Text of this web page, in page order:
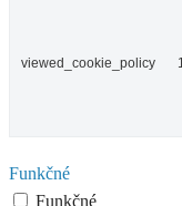
viewed_cookie_policy
Funkčné
Funkčné